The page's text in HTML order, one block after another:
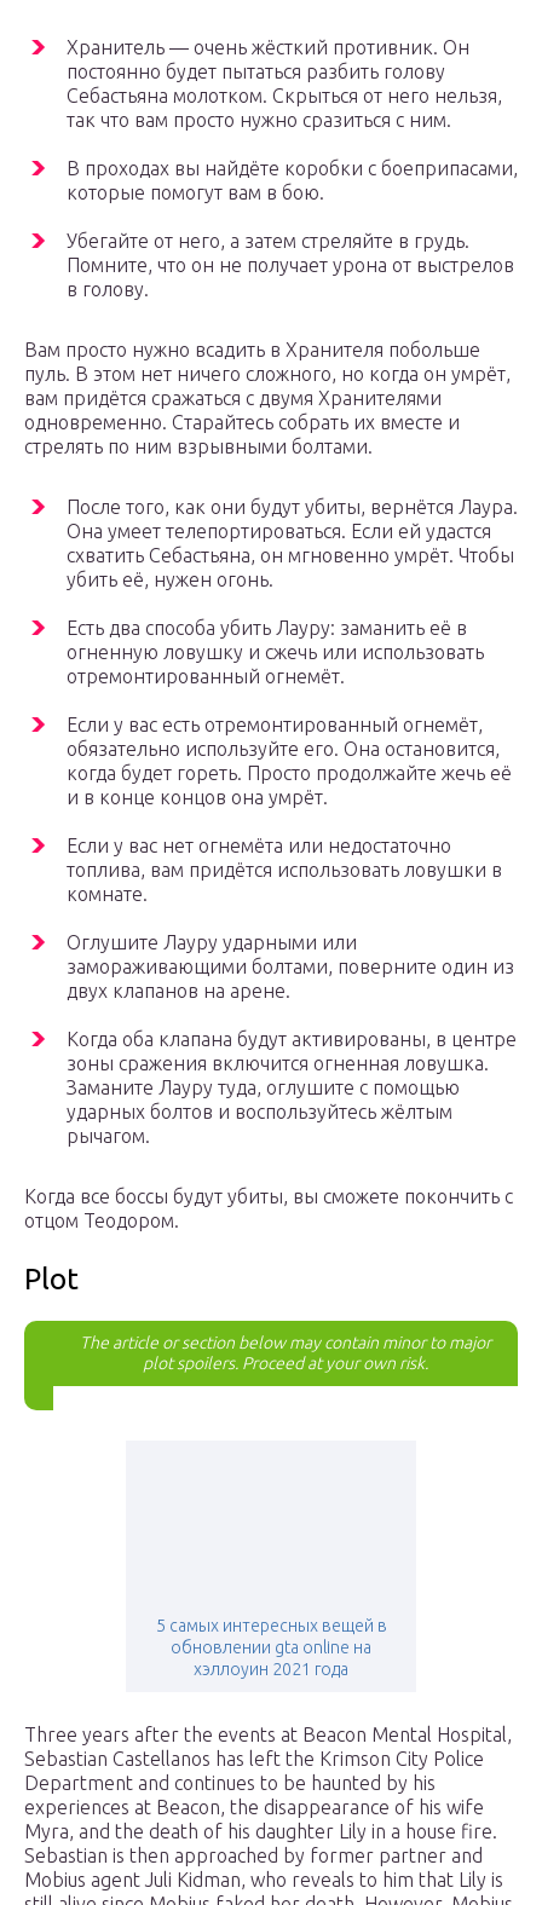
Хранитель — очень жёсткий противник. Он
постоянно будет пытаться разбить голову
Себастьяна молотком. Скрыться от него нельзя,
так что вам просто нужно сразиться с ним.
В проходах вы найдёте коробки с боеприпасами,
которые помогут вам в бою.
Убегайте от него, а затем стреляйте в грудь.
Помните, что он не получает урона от выстрелов
в голову.
Вам просто нужно всадить в Хранителя побольше
пуль. В этом нет ничего сложного, но когда он умрёт,
вам придётся сражаться с двумя Хранителями
одновременно. Старайтесь собрать их вместе и
стрелять по ним взрывными болтами.
После того, как они будут убиты, вернётся Лаура.
Она умеет телепортироваться. Если ей удастся
схватить Себастьяна, он мгновенно умрёт. Чтобы
убить её, нужен огонь.
Есть два способа убить Лауру: заманить её в
огненную ловушку и сжечь или использовать
отремонтированный огнемёт.
Если у вас есть отремонтированный огнемёт,
обязательно используйте его. Она остановится,
когда будет гореть. Просто продолжайте жечь её
и в конце концов она умрёт.
Если у вас нет огнемёта или недостаточно
топлива, вам придётся использовать ловушки в
комнате.
Оглушите Лауру ударными или
замораживающими болтами, поверните один из
двух клапанов на арене.
Когда оба клапана будут активированы, в центре
зоны сражения включится огненная ловушка.
Заманите Лауру туда, оглушите с помощью
ударных болтов и воспользуйтесь жёлтым
рычагом.
Когда все боссы будут убиты, вы сможете покончить с
отцом Теодором.
Plot
The article or section below may contain minor to major
plot spoilers. Proceed at your own risk.
5 самых интересных вещей в
обновлении gta online на
хэллоуин 2021 года
Three years after the events at Beacon Mental Hospital,
Sebastian Castellanos has left the Krimson City Police
Department and continues to be haunted by his
experiences at Beacon, the disappearance of his wife
Myra, and the death of his daughter Lily in a house fire.
Sebastian is then approached by former partner and
Mobius agent Juli Kidman, who reveals to him that Lily is